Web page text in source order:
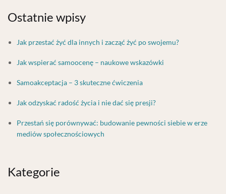
Ostatnie wpisy
Jak przestać żyć dla innych i zacząć żyć po swojemu?
Jak wspierać samoocenę – naukowe wskazówki
Samoakceptacja – 3 skuteczne ćwiczenia
Jak odzyskać radość życia i nie dać się presji?
Przestań się porównywać: budowanie pewności siebie w erze
mediów społecznościowych
Kategorie